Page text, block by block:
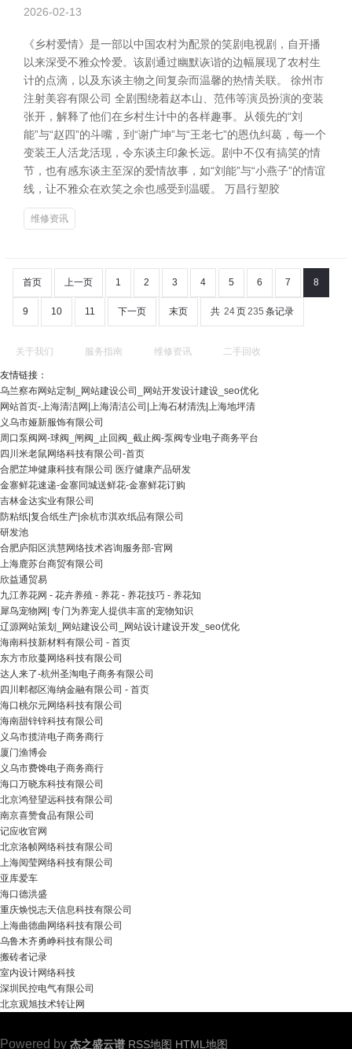
2026-02-13
《乡村爱情》是一部以中国农村为配景的笑剧电视剧，自开播
以来深受不雅众怜爱。该剧通过幽默诙谐的边幅展现了农村生
计的点滴，以及东谈主物之间复杂而温馨的热情关联。 徐州市
注射美容有限公司 全剧围绕着赵本山、范伟等演员扮演的变装
张开，解释了他们在乡村生计中的各样趣事。从领先的“刘
能”与“赵四”的斗嘴，到“谢广坤”与“王老七”的恩仇纠葛，每一个
变装王人活龙活现，令东谈主印象长远。剧中不仅有搞笑的情
节，也有感东谈主至深的爱情故事，如“刘能”与“小燕子”的情谊
线，让不雅众在欢笑之余也感受到温暖。 万昌行塑胶
维修资讯
首页 上一页 1 2 3 4 5 6 7 8
9 10 11 下一页 末页 共 24页235 条记录
关于我们 服务指南 维修资讯 二手回收
友情链接：
乌兰察布网站定制_网站建设公司_网站开发设计建设_seo优化
网站首页-上海清洁网|上海清洁公司|上海石材清洗|上海地坪清
义乌市娅新服饰有限公司
周口泵阀网-球阀_闸阀_止回阀_截止阀-泵阀专业电子商务平台
四川米老鼠网络科技有限公司-首页
合肥芷坤健康科技有限公司 医疗健康产品研发
金寨鲜花速递-金寨同城送鲜花-金寨鲜花订购
吉林金达实业有限公司
防粘纸|复合纸生产|余杭市淇欢纸品有限公司
研发池
合肥庐阳区洪慧网络技术咨询服务部-官网
上海鹿苏台商贸有限公司
欣益通贸易
九江养花网 - 花卉养殖 - 养花 - 养花技巧 - 养花知
犀鸟宠物网| 专门为养宠人提供丰富的宠物知识
辽源网站策划_网站建设公司_网站设计建设开发_seo优化
海南科技新材料有限公司 - 首页
东方市欣蔓网络科技有限公司
达人来了-杭州圣淘电子商务有限公司
四川郫都区海纳金融有限公司 - 首页
海口桃尔元网络科技有限公司
海南甜锌锌科技有限公司
义乌市揽浒电子商务商行
厦门渔博会
义乌市费馋电子商务商行
海口万晓东科技有限公司
北京鸿登望远科技有限公司
南京喜赞食品有限公司
记应收官网
北京洛帧网络科技有限公司
上海阅莹网络科技有限公司
亚库爱车
海口德洪盛
重庆焕悦志天信息科技有限公司
上海曲德曲网络科技有限公司
乌鲁木齐勇峥科技有限公司
搬砖者记录
室内设计网络科技
深圳民控电气有限公司
北京观旭技术转让网
Powered by 杰之盛云谱 RSS地图 HTML地图